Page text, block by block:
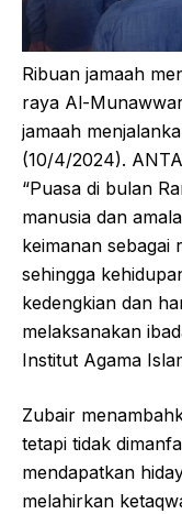
Ribuan jamaah
raya Al-
jamaah
(10/4/2024).
“Puasa di bulan
manusia dan
keimanan sebagai
sehingga
kedengkian dan
melaksanakan
Institut Agama
Zubair
tetapi tidak
mendapatkan
melahirkan